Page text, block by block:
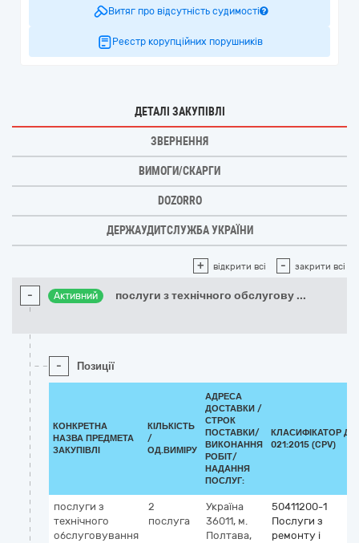
Витяг про відсутність судимості
Реєстр корупційних порушників
ДЕТАЛІ ЗАКУПІВЛІ
ЗВЕРНЕННЯ
ВИМОГИ/СКАРГИ
DOZORRO
ДЕРЖАУДИТСЛУЖБА УКРАЇНИ
+ відкрити всі - закрити всі
- Активний послуги з технічного обслугову ...
- Позиції
КОНКРЕТНА
НАЗВА ПРЕДМЕТА
ЗАКУПІВЛІ
КІЛЬКІСТЬ
/
ОД.ВИМІРУ
АДРЕСА
ДОСТАВКИ /
СТРОК
ПОСТАВКИ/
ВИКОНАННЯ
РОБІТ/
НАДАННЯ
ПОСЛУГ:
КЛАСИФІКАТОР ДК
021:2015 (CPV)
послуги з
технічного
обслуговування
2
послуга
Україна
36011, м.
Полтава,
50411200-1
Послуги з
ремонту і